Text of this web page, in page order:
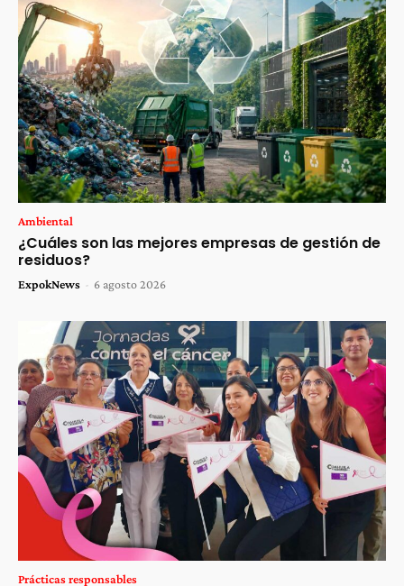
Ambiental
¿Cuáles son las mejores empresas de gestión de
residuos?
ExpokNews - 6 agosto 2026
Prácticas responsables